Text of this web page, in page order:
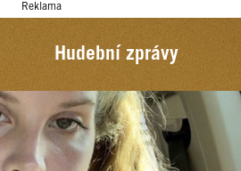
Reklama
Hudební zprávy